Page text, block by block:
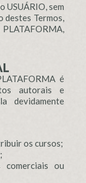
USUÁRIO, sem
destes Termos,
é
autorais e
devidamente
os cursos;
ou